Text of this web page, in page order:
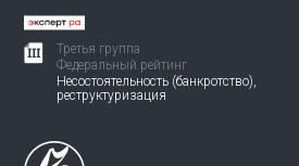
Третья группа
Федеральный рейтинг
Несостоятельность (банкротство),
реструктуризация